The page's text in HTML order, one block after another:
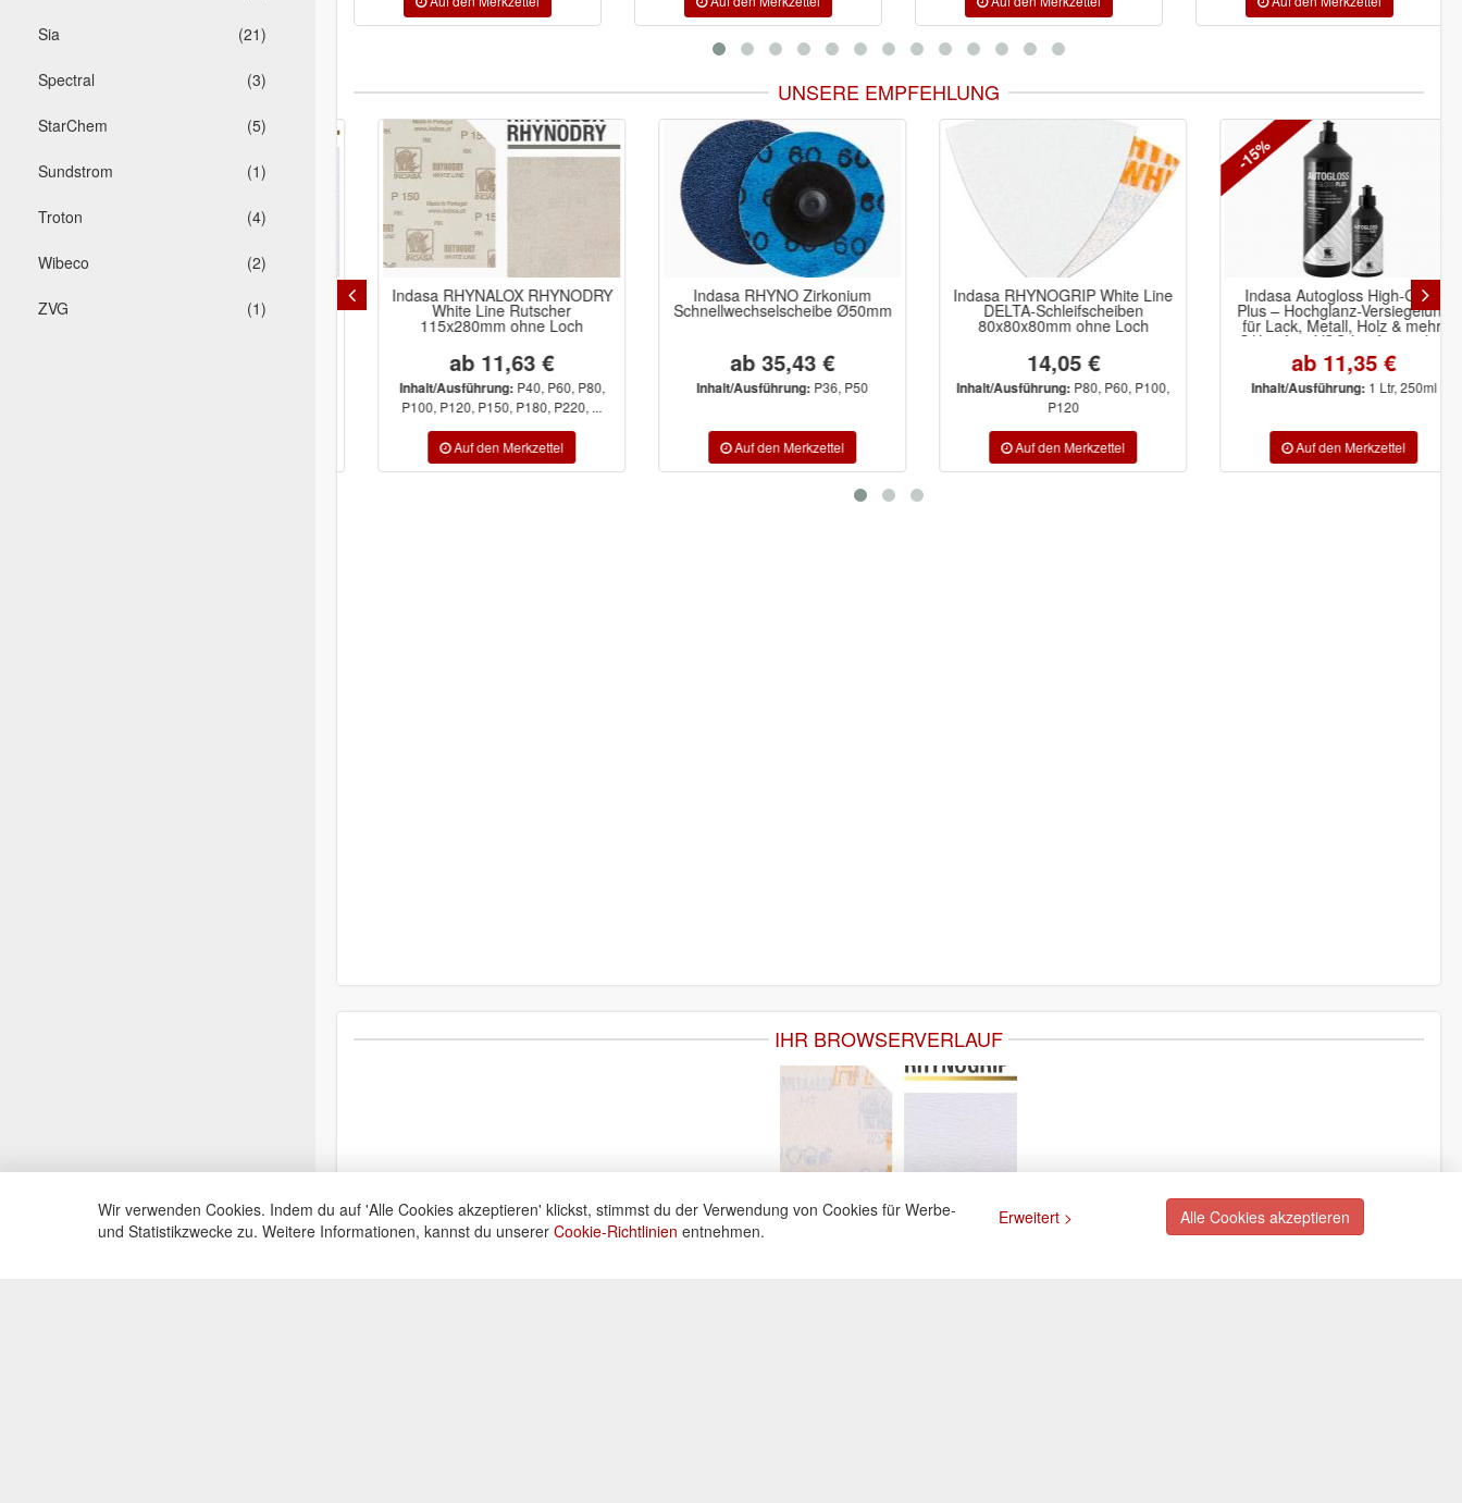
(21)
Sia
(3)
Spectral
(5)
StarChem
(1)
Sundstrom
(4)
Troton
(2)
Wibeco
(1)
ZVG
UNSERE EMPFEHLUNG
Schleifscheiben Ø150mm 15-
Indasa RHYNALOX RHYNODRY
White Line Rutscher
115x280mm ohne Loch
ab 11,63 €
Inhalt/Ausführung:P40, P60, P80,
P100, P120, P150, P180, P220, ...
Indasa RHYNO Zirkonium
Schnellwechselscheibe Ø50mm
ab 35,43 €
Inhalt/Ausführung:P36, P50
Indasa RHYNOGRIP White Line
DELTA-Schleifscheiben
80x80x80mm ohne Loch
14,05 €
Inhalt/Ausführung:P80, P60, P100,
P120
Indasa Autogloss High-Gloss
Plus – Hochglanz-Versiegelung
für Lack, Metall, Holz & mehr.
Silikonfrei, VOC-konform, ideal
für dunkle Farben. Für
professionelles Glanzfinish ohne
Staub oder Spritzer.
ab 11,35 €
Inhalt/Ausführung:1 Ltr, 250ml
-15%
IHR BROWSERVERLAUF
Wir verwenden Cookies. Indem du auf 'Alle Cookies akzeptieren' klickst, stimmst du der Verwendung von Cookies für Werbe-
und Statistikzwecke zu. Weitere Informationen, kannst du unserer Cookie-Richtlinien entnehmen.
Erweitert > Alle Cookies akzeptieren